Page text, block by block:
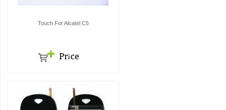
Touch For Alcatel C5